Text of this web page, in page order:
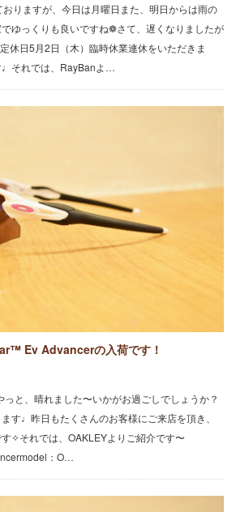
りますが、今日は月曜日また、明日からは雨の
ゆっくりも良いですね❁さて、遅くなりましたが
休日5月2日（木）臨時休業連休をいただきま
♩それでは、RayBanよ…
Ev Advancerの入荷です！
と、晴れました〜いかがお過ごしでしょうか？
す♩昨日もたくさんのお客様にご来店を頂き、
✧それでは、OAKLEYよりご紹介です〜
：O…